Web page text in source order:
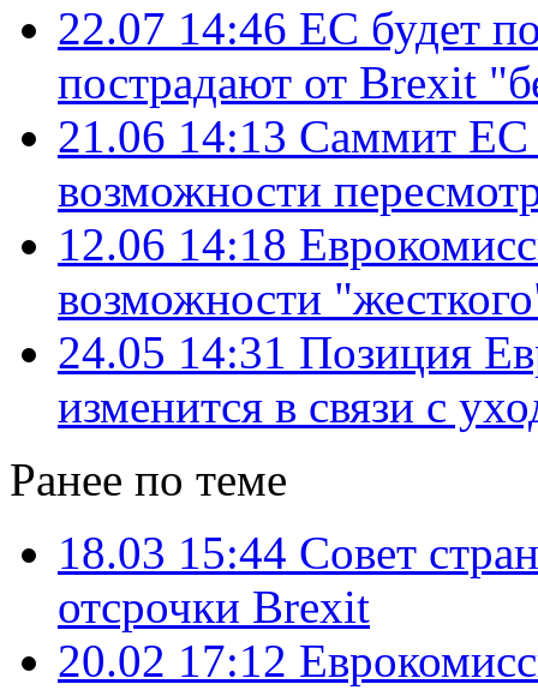
22.07 14:46 ЕС будет
пострадают от Brexit
21.06 14:13 Саммит ЕС
возможности
12.06 14:18
возможности
24.05 14:31 Позиция
изменится в связи с
Ранее по теме
18.03 15:44 Совет
отсрочки Brexit
20.02 17:12